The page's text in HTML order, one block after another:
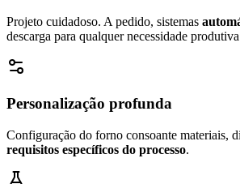
Projeto cuidadoso. A pedido, sistemas
descarga para qualquer necessidade
Personalização profunda
Configuração do forno consoante materiais,
requisitos específicos do processo.